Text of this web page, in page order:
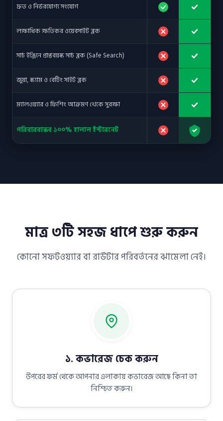
দ্রুত ও নির্ভরযোগ্য সংযোগ
লক্ষাধিক ক্ষতিকর ওয়েবসাইট ব্লক
সার্চ ইঞ্জিনে প্রাপ্তবয়স্ক সার্চ ব্লক (Safe Search)
জুয়া, স্ক্যাম ও বেটিং সাইট ব্লক
ম্যালওয়্যার ও ফিশিং আক্রমণ থেকে সুরক্ষা
পরিবারবান্ধব ১০০% হালাল ইন্টারনেট
মাত্র ৩টি সহজ ধাপে শুরু করুন
কোনো সফটওয়্যার বা রাউটার পরিবর্তনের ঝামেলা নেই।
১. কভারেজ চেক করুন
উপরের ফর্ম থেকে আপনার এলাকায় কভারেজ আছে কিনা তা
নিশ্চিত করুন।